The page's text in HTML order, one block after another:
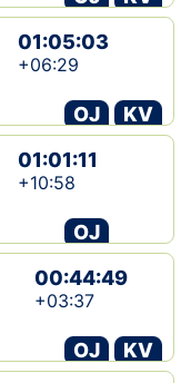
01:05:03
+06:29
OJ
KV
01:01:11
+10:58
OJ
00:44:49
+03:37
OJ
KV